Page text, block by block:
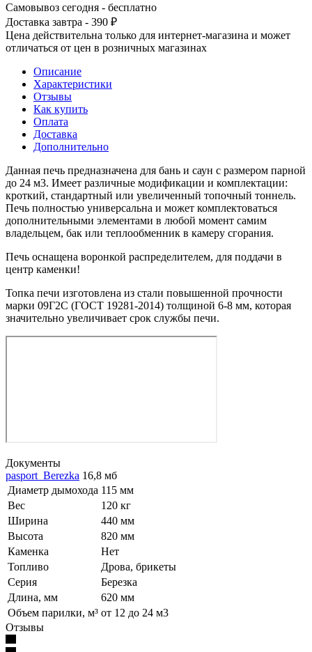
Самовывоз сегодня - бесплатно
Доставка завтра - 390 ₽
Цена действительна только для интернет-магазина и может
отличаться от цен в розничных магазинах
Описание
Характеристики
Отзывы
Как купить
Оплата
Доставка
Дополнительно
Данная печь предназначена для бань и саун с размером парной
до 24 м3. Имеет различные модификации и комплектации:
кроткий, стандартный или увеличенный топочный тоннель.
Печь полностью универсальна и может комплектоваться
дополнительными элементами в любой момент самим
владельцем, бак или теплообменник в камеру сгорания.
Печь оснащена воронкой распределителем, для поддачи в
центр каменки!
Топка печи изготовлена из стали повышенной прочности
марки 09Г2С (ГОСТ 19281-2014) толщиной 6-8 мм, которая
значительно увеличивает срок службы печи.
Документы
pasport_Berezka 16,8 мб
Диаметр дымохода 115 мм
Вес
120 кг
Ширина
440 мм
Высота
820 мм
Каменка
Нет
Топливо
Дрова, брикеты
Серия
Березка
Длина, мм
620 мм
Объем парилки, м³ от 12 до 24 м3
Отзывы